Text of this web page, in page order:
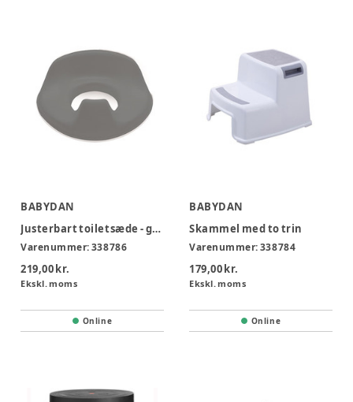
BABYDAN
Justerbart toiletsæde - grå
Varenummer:338786
219,00 kr.
Ekskl. moms
Online
BABYDAN
Skammel med to trin
Varenummer:338784
179,00 kr.
Ekskl. moms
Online